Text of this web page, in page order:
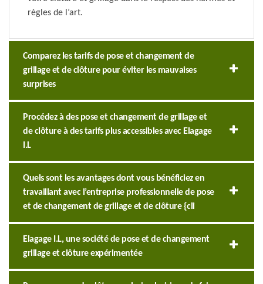
règles de l’art.
Comparez les tarifs de pose et changement de
grillage et de clôture pour éviter les mauvaises
surprises
Procédez à des pose et changement de grillage et
de clôture à des tarifs plus accessibles avec Elagage
I.L
Quels sont les avantages dont vous bénéficiez en
travaillant avec l’entreprise professionnelle de pose
et de changement de grillage et de clôture {cli
Elagage I.L, une société de pose et de changement
grillage et clôture expérimentée